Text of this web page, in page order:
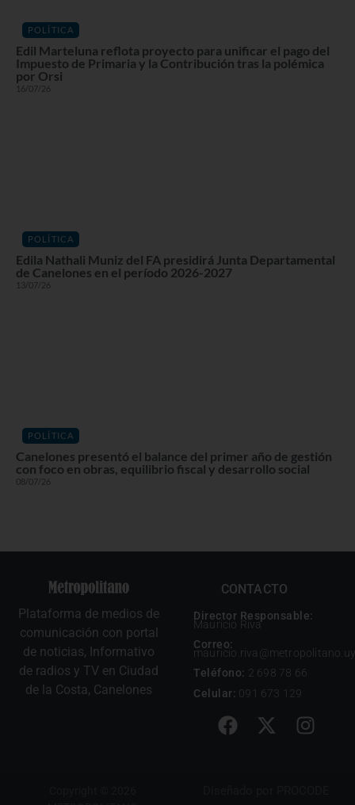
POLÍTICA
Edil Marteluna reflota proyecto para unificar el pago del
Impuesto de Primaria y la Contribución tras la polémica
por Orsi
16/07/26
POLÍTICA
Edila Nathali Muniz del FA presidirá Junta Departamental
de Canelones en el período 2026-2027
13/07/26
POLÍTICA
Canelones presentó el balance del primer año de gestión
con foco en obras, equilibrio fiscal y desarrollo social
08/07/26
Plataforma de medios de
comunicación con portal
de noticias, Informativo
de radios y TV en Ciudad
de la Costa, Canelones
CONTACTO
Director Responsable:
Mauricio Riva
Correo:
mauricio.riva@metropolitano.uy
Teléfono: 2 698 78 66
Celular: 091 673 129